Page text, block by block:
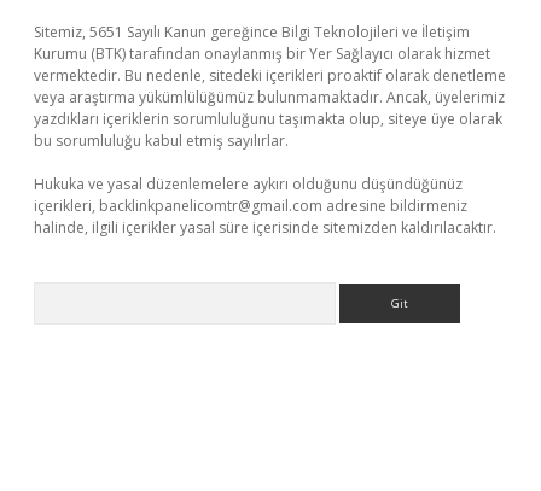
Sitemiz, 5651 Sayılı Kanun gereğince Bilgi Teknolojileri ve İletişim
Kurumu (BTK) tarafından onaylanmış bir Yer Sağlayıcı olarak hizmet
vermektedir. Bu nedenle, sitedeki içerikleri proaktif olarak denetleme
veya araştırma yükümlülüğümüz bulunmamaktadır. Ancak, üyelerimiz
yazdıkları içeriklerin sorumluluğunu taşımakta olup, siteye üye olarak
bu sorumluluğu kabul etmiş sayılırlar.
Hukuka ve yasal düzenlemelere aykırı olduğunu düşündüğünüz
içerikleri, backlinkpanelicomtr@gmail.com adresine bildirmeniz
halinde, ilgili içerikler yasal süre içerisinde sitemizden kaldırılacaktır.